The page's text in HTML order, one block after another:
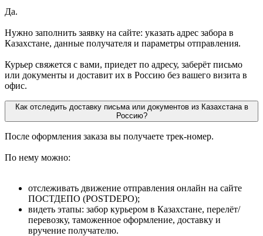
Да.
Нужно заполнить заявку на сайте: указать адрес забора в
Казахстане, данные получателя и параметры отправления.
Курьер свяжется с вами, приедет по адресу, заберёт письмо
или документы и доставит их в Россию без вашего визита в
офис.
Как отследить доставку письма или документов из Казахстана в
Россию?
После оформления заказа вы получаете трек-номер.
По нему можно:
отслеживать движение отправления онлайн на сайте
ПОСТДЕПО (POSTDEPO);
видеть этапы: забор курьером в Казахстане, перелёт/
перевозку, таможенное оформление, доставку и
вручение получателю.